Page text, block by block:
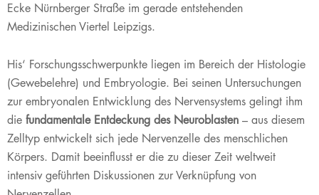
Ecke Nürnberger Straße im gerade entstehenden
Medizinischen Viertel Leipzigs.
His‘ Forschungsschwerpunkte liegen im Bereich der Histologie
(Gewebelehre) und Embryologie. Bei seinen Untersuchungen
zur embryonalen Entwicklung des Nervensystems gelingt ihm
die fundamentale Entdeckung des Neuroblasten – aus diesem
Zelltyp entwickelt sich jede Nervenzelle des menschlichen
Körpers. Damit beeinflusst er die zu dieser Zeit weltweit
intensiv geführten Diskussionen zur Verknüpfung von